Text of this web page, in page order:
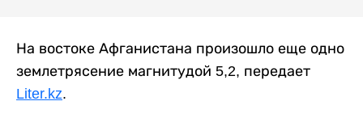
На востоке Афганистана произошло еще одно
землетрясение магнитудой 5,2, передает
Liter.kz.